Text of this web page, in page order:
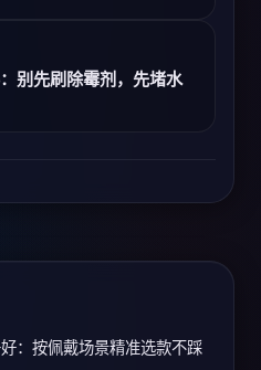
别先刷除霉剂，先堵水
：按佩戴场景精准选款不踩